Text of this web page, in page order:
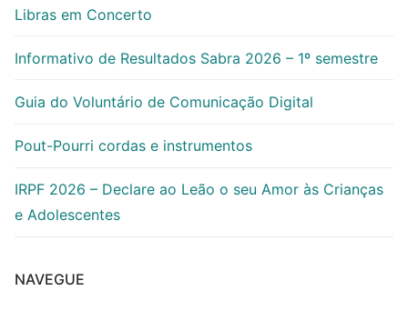
Libras em Concerto
Informativo de Resultados Sabra 2026 – 1º semestre
Guia do Voluntário de Comunicação Digital
Pout-Pourri cordas e instrumentos
IRPF 2026 – Declare ao Leão o seu Amor às Crianças
e Adolescentes
NAVEGUE